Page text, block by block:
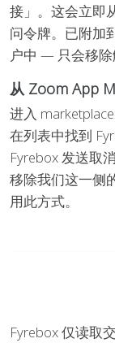
接」。这会立即
问令牌。已附加
户中 — 只会移除
从 Zoom App
进入
在列表中找到
Fyrebox 发送取
移除我们这一侧
用此方式。
Fyrebox 仅读取